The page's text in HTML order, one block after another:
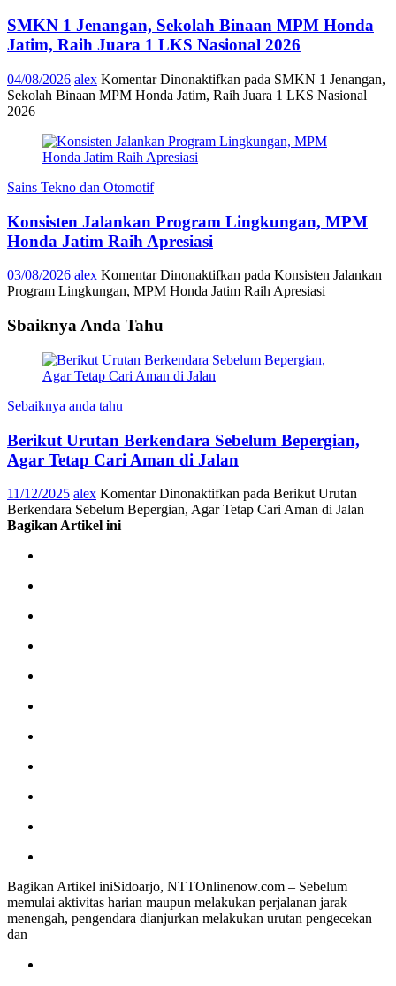
SMKN 1 Jenangan, Sekolah Binaan MPM Honda
Jatim, Raih Juara 1 LKS Nasional 2026
04/08/2026 alex Komentar Dinonaktifkan pada SMKN 1 Jenangan,
Sekolah Binaan MPM Honda Jatim, Raih Juara 1 LKS Nasional
2026
Sains Tekno dan Otomotif
Konsisten Jalankan Program Lingkungan, MPM
Honda Jatim Raih Apresiasi
03/08/2026 alex Komentar Dinonaktifkan pada Konsisten Jalankan
Program Lingkungan, MPM Honda Jatim Raih Apresiasi
Sbaiknya Anda Tahu
Sebaiknya anda tahu
Berikut Urutan Berkendara Sebelum Bepergian,
Agar Tetap Cari Aman di Jalan
11/12/2025 alex Komentar Dinonaktifkan pada Berikut Urutan
Berkendara Sebelum Bepergian, Agar Tetap Cari Aman di Jalan
Bagikan Artikel ini
Bagikan Artikel iniSidoarjo, NTTOnlinenow.com – Sebelum
memulai aktivitas harian maupun melakukan perjalanan jarak
menengah, pengendara dianjurkan melakukan urutan pengecekan
dan